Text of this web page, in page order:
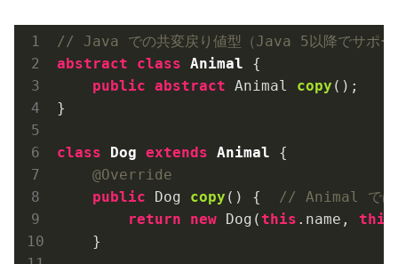
// Java での共変戻り値型（Java 5以降でサポー
abstract
class Animal
{
public abstract Animal copy () ;
}
class Dog extends Animal
{
@Override
public Dog copy () { // Animal では
return
new Dog(this .name, this
    }